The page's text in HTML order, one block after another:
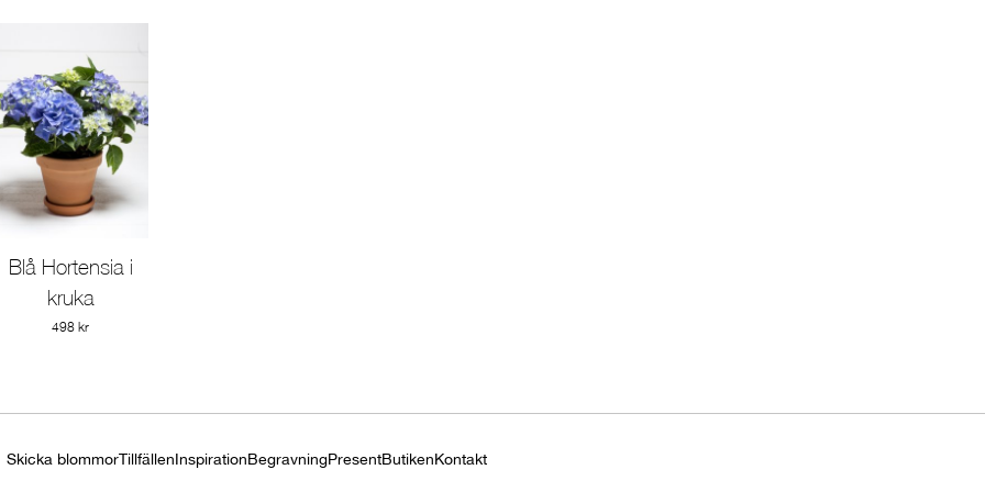
Gå till produkt
Blå Hortensia i
kruka
498 kr
Skicka blommorTillfällenInspirationBegravningPresentButikenKontakt